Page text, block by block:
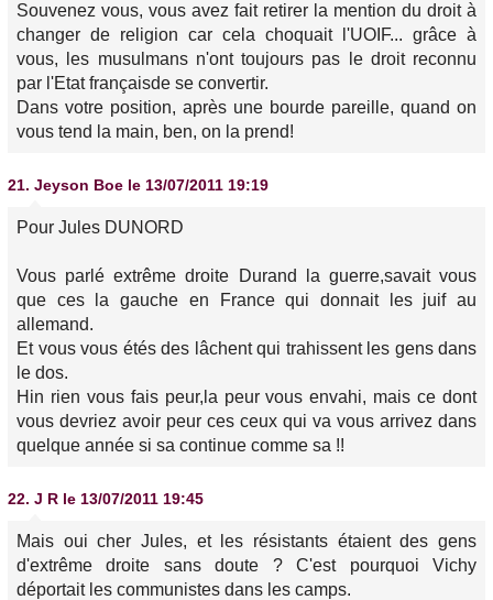
Souvenez vous, vous avez fait retirer la mention du droit à
changer de religion car cela choquait l'UOIF... grâce à
vous, les musulmans n'ont toujours pas le droit reconnu
par l'Etat françaisde se convertir.
Dans votre position, après une bourde pareille, quand on
vous tend la main, ben, on la prend!
21. Jeyson Boe le 13/07/2011 19:19
Pour Jules DUNORD
Vous parlé extrême droite Durand la guerre,savait vous
que ces la gauche en France qui donnait les juif au
allemand.
Et vous vous étés des lâchent qui trahissent les gens dans
le dos.
Hin rien vous fais peur,la peur vous envahi, mais ce dont
vous devriez avoir peur ces ceux qui va vous arrivez dans
quelque année si sa continue comme sa !!
22. J R le 13/07/2011 19:45
Mais oui cher Jules, et les résistants étaient des gens
d'extrême droite sans doute ? C'est pourquoi Vichy
déportait les communistes dans les camps.